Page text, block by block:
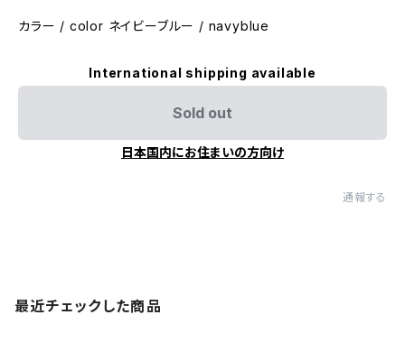
カラー / color ネイビーブルー / navyblue
International shipping available
Sold out
日本国内にお住まいの方向け
通報する
最近チェックした商品